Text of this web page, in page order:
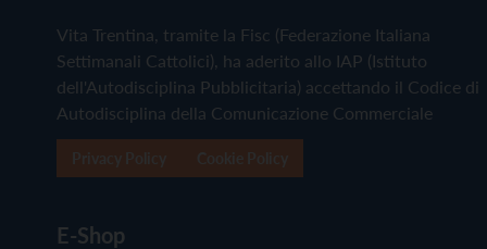
Vita Trentina, tramite la Fisc (Federazione Italiana
Settimanali Cattolici), ha aderito allo IAP (Istituto
dell'Autodisciplina Pubblicitaria) accettando il Codice di
Autodisciplina della Comunicazione Commerciale
E-Shop